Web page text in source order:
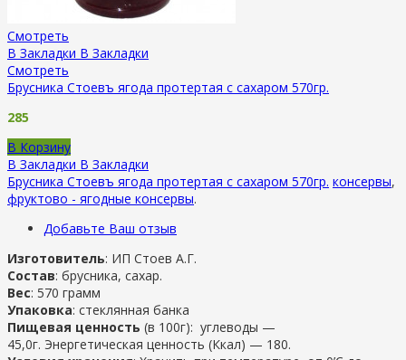
Смотреть
В Закладки В Закладки
Смотреть
Брусника Стоевъ ягода протертая с сахаром 570гр.
285
В Корзину
В Закладки В Закладки
Брусника Стоевъ ягода протертая с сахаром 570гр. консервы,
фруктово - ягодные консервы.
Добавьте Ваш отзыв
Изготовитель: ИП Стоев А.Г.
Состав: брусника, сахар.
Вес: 570 грамм
Упаковка: стеклянная банка
Пищевая ценность (в 100г): углеводы —
45,0г. Энергетическая ценность (Ккал) — 180.